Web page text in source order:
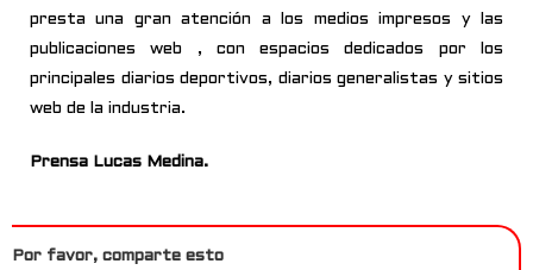
presta una gran atención a los medios impresos y las
publicaciones web , con espacios dedicados por los
principales diarios deportivos, diarios generalistas y sitios
web de la industria.
Prensa Lucas Medina.
Por favor, comparte esto